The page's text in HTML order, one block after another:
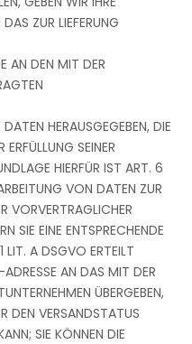
ZUR LIEFERUNG
AN DEN MIT DER
HERAUSGEGEBEN, DIE
ERFÜLLUNG SEINER
HIERFÜR IST ART. 6
VON DATEN ZUR
VORVERTRAGLICHER
SIE EINE ENTSPRECHENDE
LIT. A DSGVO ERTEILT
AN DAS MIT DER
ÜBERGEBEN,
DEN VERSANDSTATUS
SIE KÖNNEN DIE